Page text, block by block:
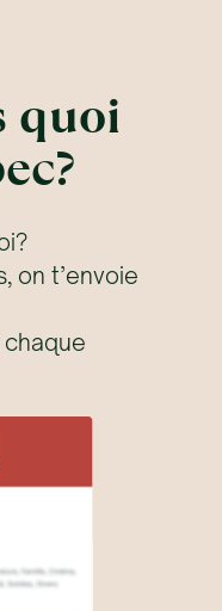
quoi
on t’envoie